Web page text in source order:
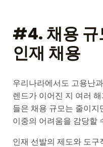
#4. 채용 규
인재 채용
우리나라에서도 고용난
렌드가 이어진 지 여러
들은 채용 규모는 줄이지
이중의 어려움을 감당할
인재 선발의 제도와 도구